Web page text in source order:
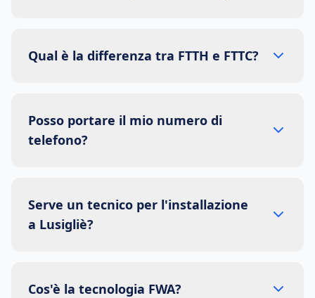
Qual è la differenza tra FTTH e FTTC?
Posso portare il mio numero di
telefono?
Serve un tecnico per l'installazione
a Lusigliè?
Cos'è la tecnologia FWA?